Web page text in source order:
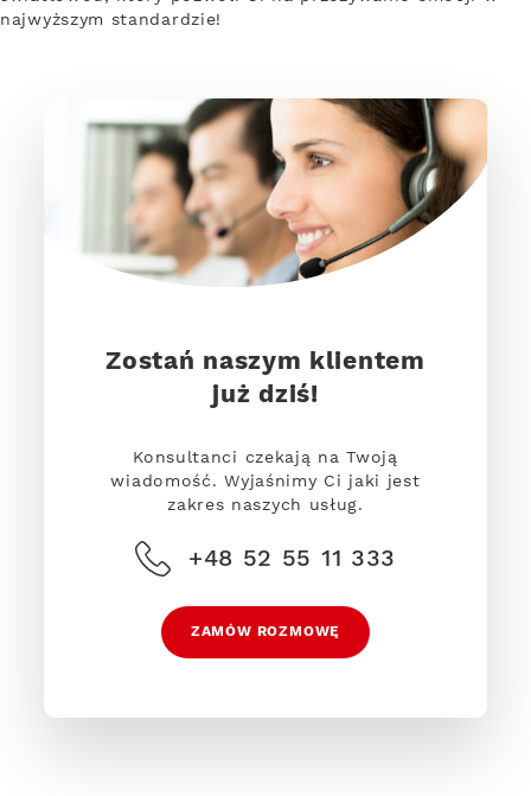
najwyższym standardzie!
Zostań naszym klientem
już dziś!
Konsultanci czekają na Twoją
wiadomość. Wyjaśnimy Ci jaki jest
zakres naszych usług.
+48 52 55 11 333
ZAMÓW ROZMOWĘ